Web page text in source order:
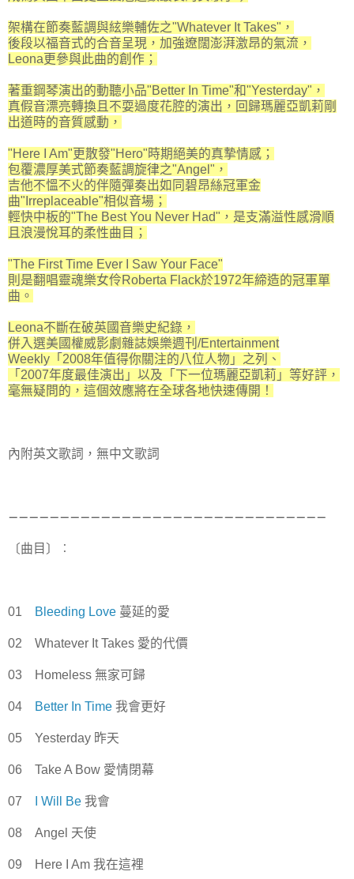
架構在節奏藍調與絃樂輔佐之"Whatever It Takes"，
後段以福音式的合音呈現，加強遼闊澎湃激昂的氣流，
Leona更參與此曲的創作；
著重鋼琴演出的動聽小品"Better In Time"和"Yesterday"，
真假音漂亮轉換且不耍過度花腔的演出，回歸瑪麗亞凱莉剛
出道時的音質感動，
"Here I Am"更散發"Hero"時期絕美的真摯情感；
包覆濃厚美式節奏藍調旋律之"Angel"，
吉他不慍不火的伴隨彈奏出如同碧昂絲冠軍金
曲"Irreplaceable"相似音場；
輕快中板的"The Best You Never Had"，是支滿溢性感滑順
且浪漫悅耳的柔性曲目；
"The First Time Ever I Saw Your Face"
則是翻唱靈魂樂女伶Roberta Flack於1972年締造的冠軍單
曲。
Leona不斷在破英國音樂史紀錄，
併入選美國權威影劇雜誌娛樂週刊/Entertainment
Weekly「2008年值得你關注的八位人物」之列、
「2007年度最佳演出」以及「下一位瑪麗亞凱莉」等好評，
毫無疑問的，這個效應將在全球各地快速傳開！
內附英文歌詞，無中文歌詞
－－－－－－－－－－－－－－－－－－－－－－－－－－－－－－－
〔曲目〕︰
01 Bleeding Love 蔓延的愛
02 Whatever It Takes 愛的代價
03 Homeless 無家可歸
04 Better In Time 我會更好
05 Yesterday 昨天
06 Take A Bow 愛情閉幕
07 I Will Be 我會
08 Angel 天使
09 Here I Am 我在這裡